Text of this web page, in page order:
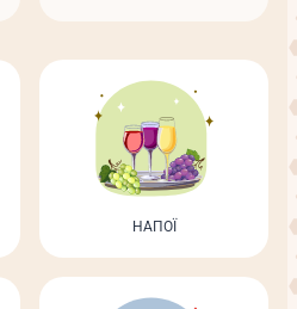
НАПОЇ